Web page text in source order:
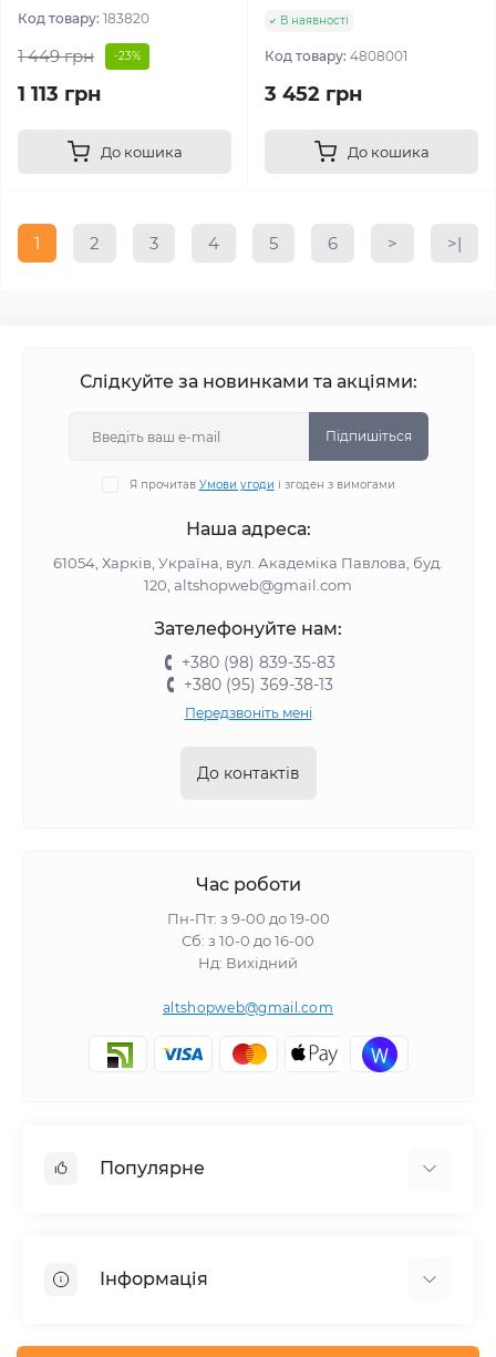
Код товару: 183820
1 449 грн -23%
1 113 грн
До кошика
В наявності
Код товару: 4808001
3 452 грн
До кошика
1 2 3 4 5 6 > >|
Слідкуйте за новинками та акціями:
Підпишіться
Я прочитав Умови угоди і згоден з вимогами
Наша адреса:
61054, Харків, Україна, вул. Академіка Павлова, буд.
120, altshopweb@gmail.com
Зателефонуйте нам:
+380 (98) 839-35-83
+380 (95) 369-38-13
Передзвоніть мені
До контактів
Час роботи
Пн-Пт: з 9-00 до 19-00
Сб: з 10-0 до 16-00
Нд: Вихідний
altshopweb@gmail.com
Популярне
Відпочинок, туризм
Інформація